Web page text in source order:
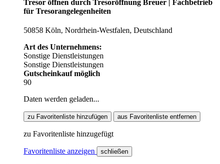
Tresor öffnen durch Tresoröffnung Breuer | Fachbetrieb
für Tresorangelegenheiten
50858 Köln, Nordrhein-Westfalen, Deutschland
Art des Unternehmens:
Sonstige Dienstleistungen
Sonstige Dienstleistungen
Gutscheinkauf möglich
90
Daten werden geladen...
zu Favoritenliste hinzufügen aus Favoritenliste entfernen
zu Favoritenliste hinzugefügt
Favoritenliste anzeigen schließen